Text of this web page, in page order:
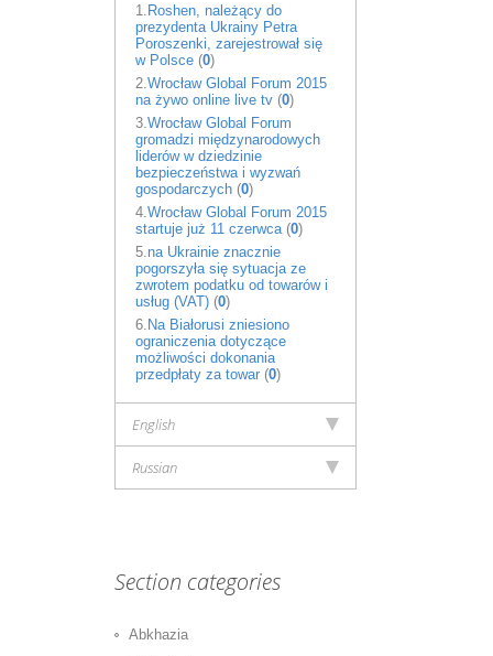
1. Roshen, należący do
prezydenta Ukrainy Petra
Poroszenki, zarejestrował się
w Polsce (0)
2. Wrocław Global Forum 2015
na żywo online live tv (0)
3. Wrocław Global Forum
gromadzi międzynarodowych
liderów w dziedzinie
bezpieczeństwa i wyzwań
gospodarczych (0)
4. Wrocław Global Forum 2015
startuje już 11 czerwca (0)
5. na Ukrainie znacznie
pogorszyła się sytuacja ze
zwrotem podatku od towarów i
usług (VAT) (0)
6. Na Białorusi zniesiono
ograniczenia dotyczące
możliwości dokonania
przedpłaty za towar (0)
English
Russian
Section categories
Abkhazia